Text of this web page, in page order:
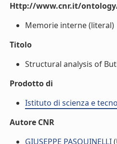
Http://www.cnr.it/
Memorie interne (literal)
Titolo
Structural analysis of
Prodotto di
Istituto di scienza e
Autore CNR
GIUSEPPE PASQUINELLI